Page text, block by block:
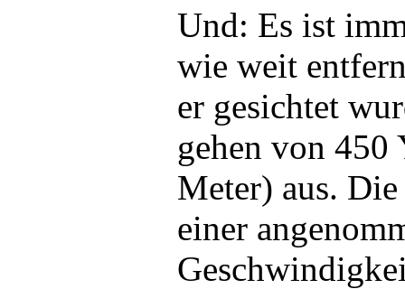
Und: Es ist
wie weit
er gesichtet
gehen von 450
Meter) aus.
einer